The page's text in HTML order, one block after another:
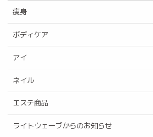
痩身
ボディケア
アイ
ネイル
エステ商品
ライトウェーブからのお知らせ